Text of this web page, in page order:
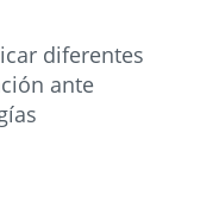
diferentes
ante